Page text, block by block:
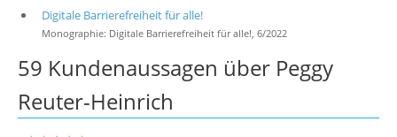
Digitale Barrierefreiheit für alle!
Monographie: Digitale Barrierefreiheit für alle!, 6/2022
59 Kundenaussagen über Peggy
Reuter-Heinrich